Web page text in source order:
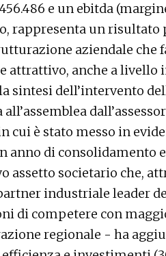
e un ebitda
rappresenta un risultato
aziendale che
attrattivo, anche a livello
sintesi dell’intervento
cui è stato messo in
anno di consolidamento
assetto societario che,
industriale leader
di competere con
regionale - ha